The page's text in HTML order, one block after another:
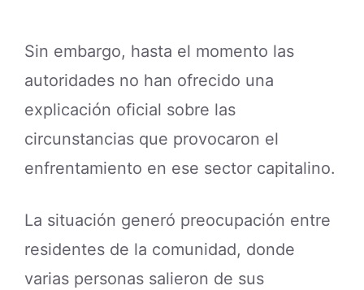
Sin embargo, hasta el momento las
autoridades no han ofrecido una
explicación oficial sobre las
circunstancias que provocaron el
enfrentamiento en ese sector capitalino.
La situación generó preocupación entre
residentes de la comunidad, donde
varias personas salieron de sus